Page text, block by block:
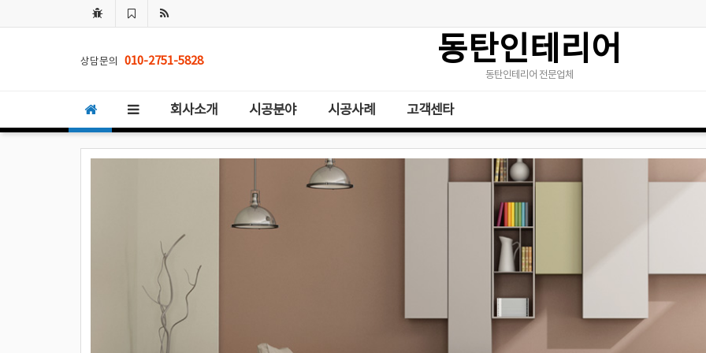
상담문의 010-2751-5828 동탄인테리어
동탄인테리어 전문업체
회사소개 시공분야 시공사례 고객센타